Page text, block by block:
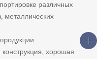
различных
металлических
хорошая